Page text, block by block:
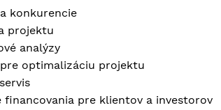
konkurencie
projektu
analýzy
optimalizáciu projektu
financovania pre klientov a investorov